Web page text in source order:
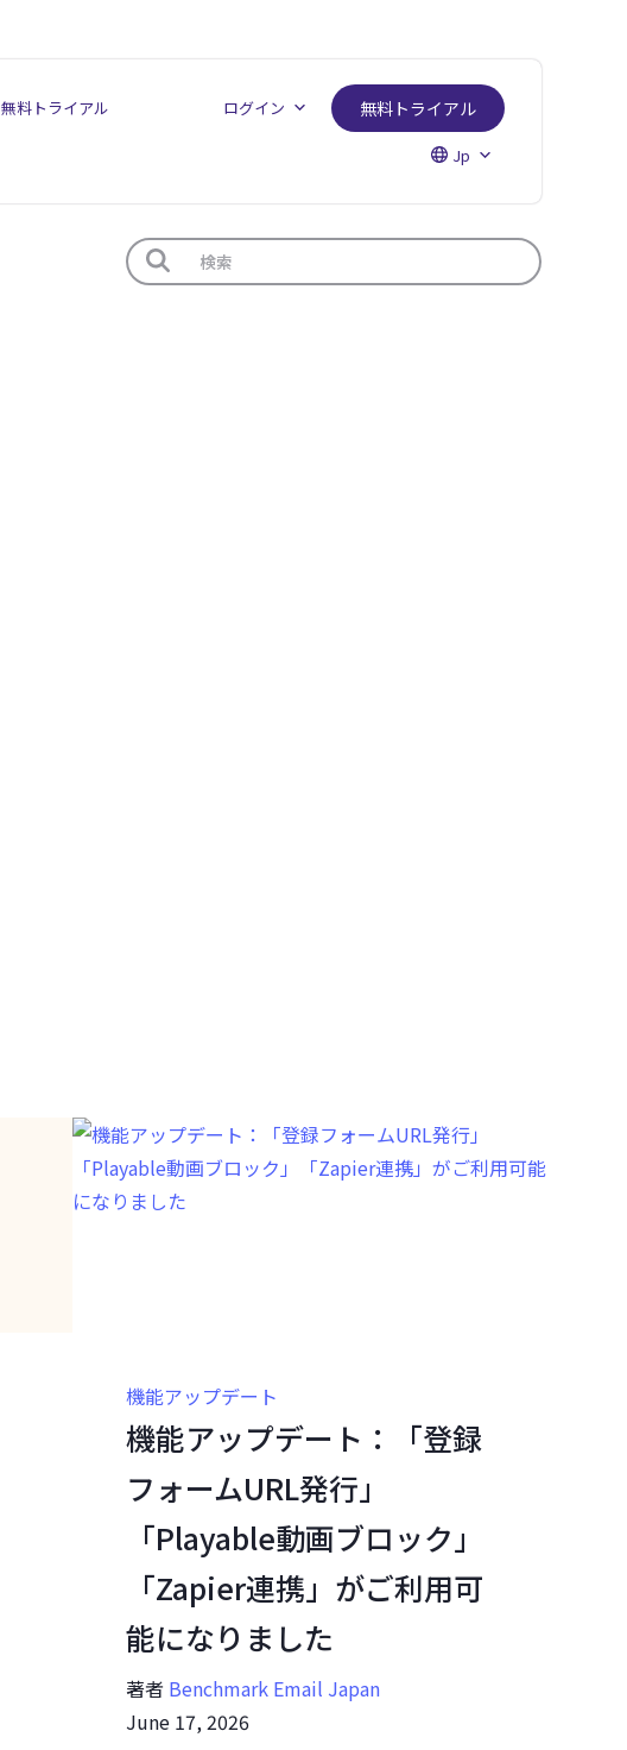
無料トライアル 無料トライアル
ログイン
Jp
機能アップデート
機能アップデート：「登録
フォームURL発行」
「Playable動画ブロック」
「Zapier連携」がご利用可
能になりました
著者 Benchmark Email Japan
June 17, 2026